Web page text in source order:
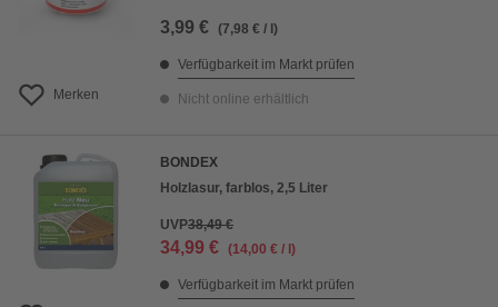
Merken
3,99 € (7,98 € / l)
Verfügbarkeit im Markt prüfen
Nicht online erhältlich
BONDEX
Holzlasur, farblos, 2,5 Liter
UVP38,49 €
34,99 € (14,00 € / l)
Verfügbarkeit im Markt prüfen